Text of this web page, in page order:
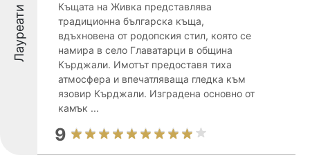
Лауреати
Къщата на Живка представлява
традиционна българска къща,
вдъхновена от родопския стил, която се
намира в село Главатарци в община
Кърджали. Имотът предоставя тиха
атмосфера и впечатляваща гледка към
язовир Кърджали. Изградена основно от
камък ...
9